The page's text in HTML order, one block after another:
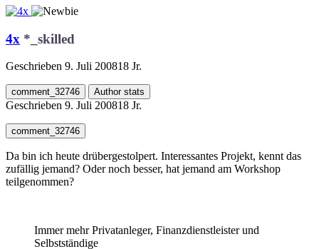
4x *_skilled
Geschrieben 9. Juli 200818 Jr.
comment_32746 Author stats
Geschrieben 9. Juli 200818 Jr.
comment_32746
Da bin ich heute drübergestolpert. Interessantes Projekt, kennt das
zufällig jemand? Oder noch besser, hat jemand am Workshop
teilgenommen?
Immer mehr Privatanleger, Finanzdienstleister und
Selbstständige